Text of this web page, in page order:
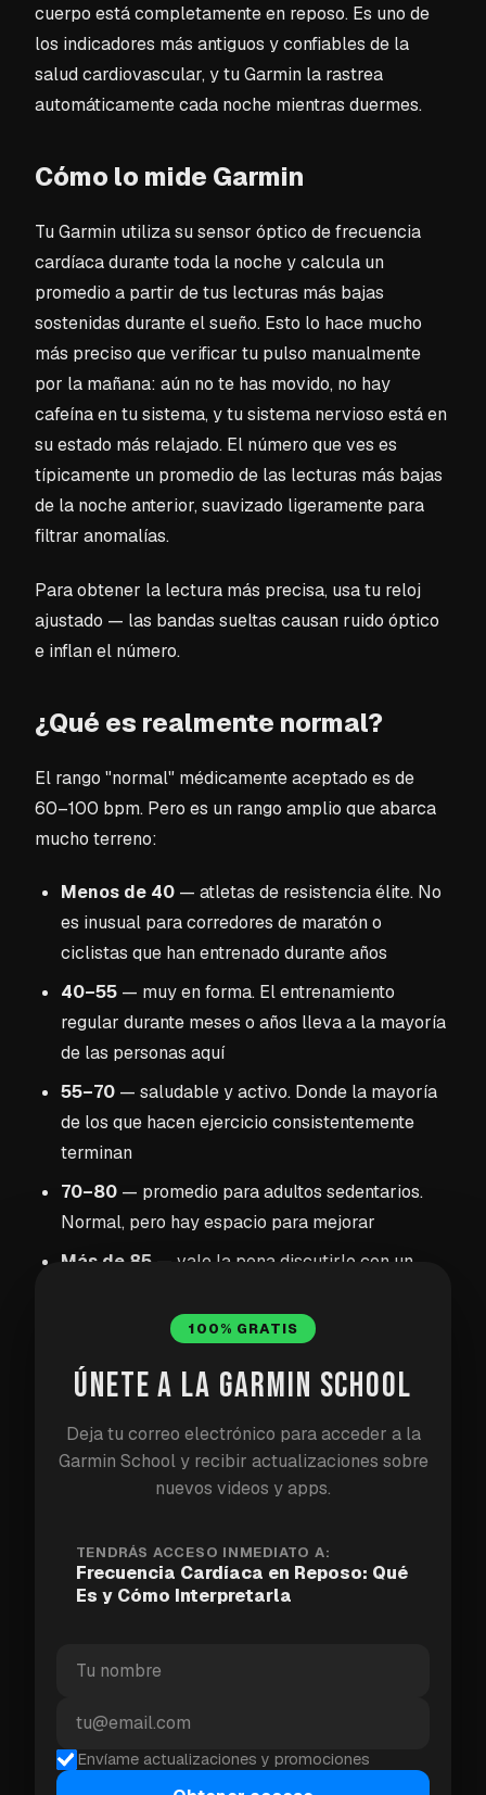
cuerpo está completamente en reposo. Es uno de
los indicadores más antiguos y confiables de la
salud cardiovascular, y tu Garmin la rastrea
automáticamente cada noche mientras duermes.
Cómo lo mide Garmin
Tu Garmin utiliza su sensor óptico de frecuencia
cardíaca durante toda la noche y calcula un
promedio a partir de tus lecturas más bajas
sostenidas durante el sueño. Esto lo hace mucho
más preciso que verificar tu pulso manualmente
por la mañana: aún no te has movido, no hay
cafeína en tu sistema, y tu sistema nervioso está en
su estado más relajado. El número que ves es
típicamente un promedio de las lecturas más bajas
de la noche anterior, suavizado ligeramente para
filtrar anomalías.
Para obtener la lectura más precisa, usa tu reloj
ajustado — las bandas sueltas causan ruido óptico
e inflan el número.
¿Qué es realmente normal?
El rango "normal" médicamente aceptado es de
60–100 bpm. Pero es un rango amplio que abarca
mucho terreno:
Menos de 40 — atletas de resistencia élite. No
es inusual para corredores de maratón o
ciclistas que han entrenado durante años
40–55 — muy en forma. El entrenamiento
regular durante meses o años lleva a la mayoría
de las personas aquí
55–70 — saludable y activo. Donde la mayoría
de los que hacen ejercicio consistentemente
terminan
70–80 — promedio para adultos sedentarios.
Normal, pero hay espacio para mejorar
Más de 85 — vale la pena discutirlo con un
especialmente junto a otros factores de riesgo
Tu género, edad, medicamentos y genética influyen
un corredor masculino de 35 años tendrán números
"normales" muy diferentes. La única RHR que
importa para ti estulínea base — no un promedio
Por qué un número más bajo
Una frecuencia cardíaca en reposo más baja
generalmente es un signo de que tu corazón se ha
100% GRATIS
ÚNETE A LA GARMIN SCHOOL
Deja tu correo electrónico para acceder a la
Garmin School y recibir actualizaciones sobre
nuevos videos y apps.
TENDRÁS ACCESO INMEDIATO A:
Frecuencia Cardíaca en Reposo: Qué
Es y Cómo Interpretarla
Envíame actualizaciones y promociones